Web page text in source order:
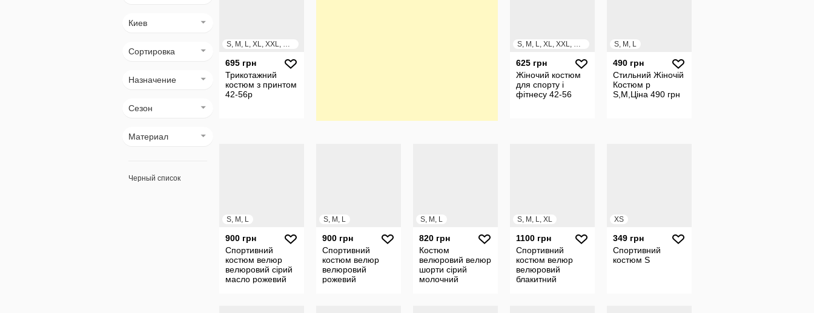
Киев
Сортировка
Назначение
Сезон
Материал
Черный список
S, M, L, XL, XXL, XXXL
695 грн
Трикотажний
костюм з принтом
42-56р
S, M, L, XL, XXL, XXXL
625 грн
Жіночий костюм
для спорту і
фітнесу 42-56
S, M, L
490 грн
Стильний Жіночій
Костюм р
S,M,Ціна 490 грн
S, M, L
900 грн
Спортивний
костюм велюр
велюровий сірий
масло рожевий
S, M, L
900 грн
Спортивний
костюм велюр
велюровий
рожевий
S, M, L
820 грн
Костюм
велюровий велюр
шорти сірий
молочний
S, M, L, XL
1100 грн
Спортивний
костюм велюр
велюровий
блакитний
XS
349 грн
Спортивний
костюм S